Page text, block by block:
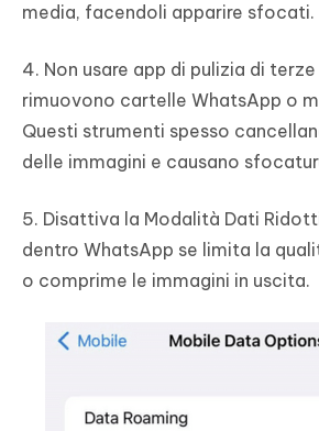
media, facendoli apparire sfocati.
4. Non usare app di pulizia di
rimuovono cartelle WhatsApp o
Questi strumenti spesso
delle immagini e causano
5. Disattiva la Modalità Dati
dentro WhatsApp se limita la
o comprime le immagini in uscita.